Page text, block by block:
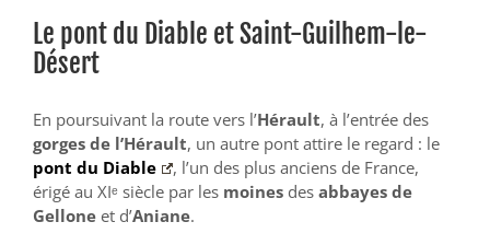
Le pont du Diable et Saint-Guilhem-le-
Désert
En poursuivant la route vers l’Hérault, à l’entrée des
gorges de l’Hérault, un autre pont attire le regard : le
pont du Diable
, l’un des plus anciens de France,
érigé au XIᵉ siècle par les moines des abbayes de
Gellone et d’Aniane.